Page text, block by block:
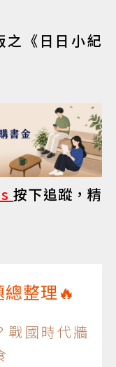
《日日小紀
按下追蹤，精
總整理🔥
國時代牆